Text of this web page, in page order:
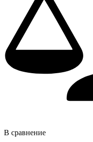
В сравнение